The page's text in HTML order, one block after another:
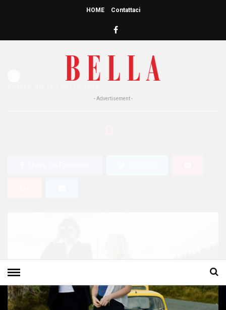
HOME Contattaci
- Advertisement -
Giffoni film Festival: è l’anno dei
grandi registi
0